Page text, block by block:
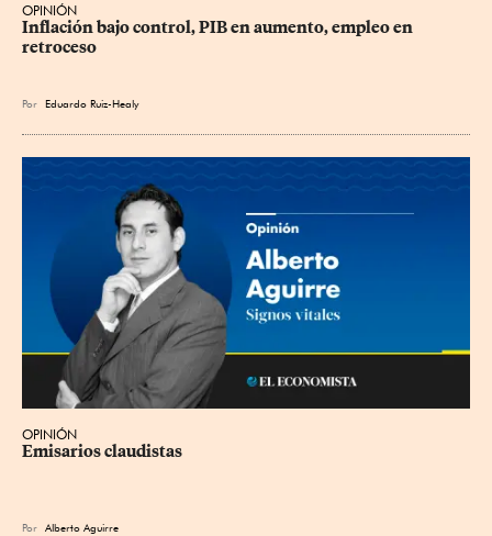
OPINIÓN
Inflación bajo control, PIB en aumento, empleo en
retroceso
Por Eduardo Ruiz-Healy
OPINIÓN
Emisarios claudistas
Por Alberto Aguirre